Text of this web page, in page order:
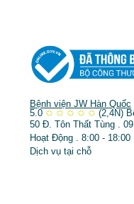
Bệnh viện JW Hàn Quốc
5.0 ✩ ✩ ✩ ✩ ✩ (2,4N)
50 Đ. Tôn Thất Tùng .
Hoạt Động . 8:00 - 18:00
Dịch vụ tại chỗ